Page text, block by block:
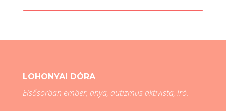
LOHONYAI DÓRA
Elsősorban ember, anya, autizmus aktivista, író.